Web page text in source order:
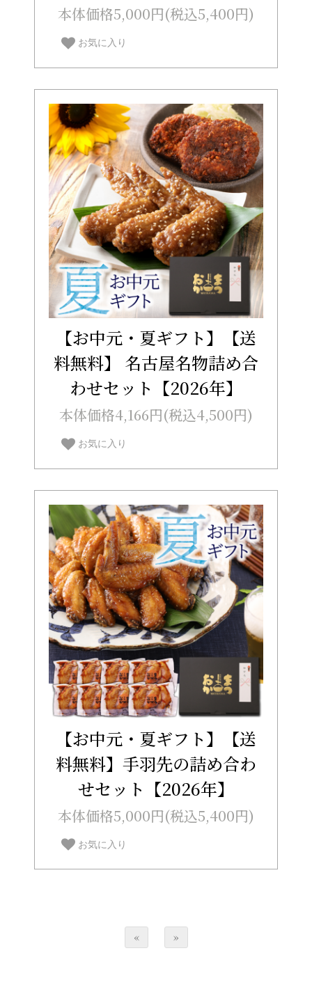
本体価格5,000円(税込5,400円)
お気に入り
【お中元・夏ギフト】【送
料無料】 名古屋名物詰め合
わせセット【2026年】
本体価格4,166円(税込4,500円)
お気に入り
【お中元・夏ギフト】【送
料無料】手羽先の詰め合わ
せセット【2026年】
本体価格5,000円(税込5,400円)
お気に入り
« »